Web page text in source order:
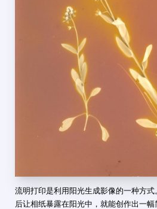
流明打印是利用阳光生成影像的一种方
后让相纸暴露在阳光中，就能创作出一幅